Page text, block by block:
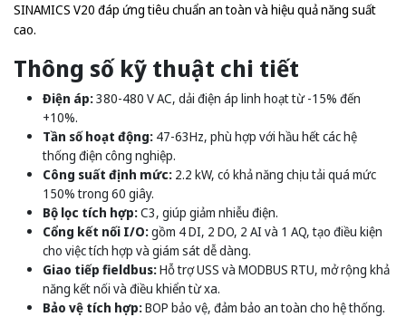
SINAMICS V20 đáp ứng tiêu chuẩn an toàn và hiệu quả năng suất
cao.
Thông số kỹ thuật chi tiết
Điện áp:380-480 V AC, dải điện áp linh hoạt từ -15% đến
+10%.
Tần số hoạt động: 47-63Hz, phù hợp với hầu hết các hệ
thống điện công nghiệp.
Công suất định mức: 2.2 kW, có khả năng chịu tải quá mức
150% trong 60 giây.
Bộ lọc tích hợp:C3, giúp giảm nhiễu điện.
Cổng kết nối I/O:gồm 4 DI, 2 DO, 2 AI và 1 AQ, tạo điều kiện
cho việc tích hợp và giám sát dễ dàng.
Giao tiếp fieldbus:Hỗ trợ USS và MODBUS RTU, mở rộng khả
năng kết nối và điều khiển từ xa.
Bảo vệ tích hợp:BOP bảo vệ, đảm bảo an toàn cho hệ thống.